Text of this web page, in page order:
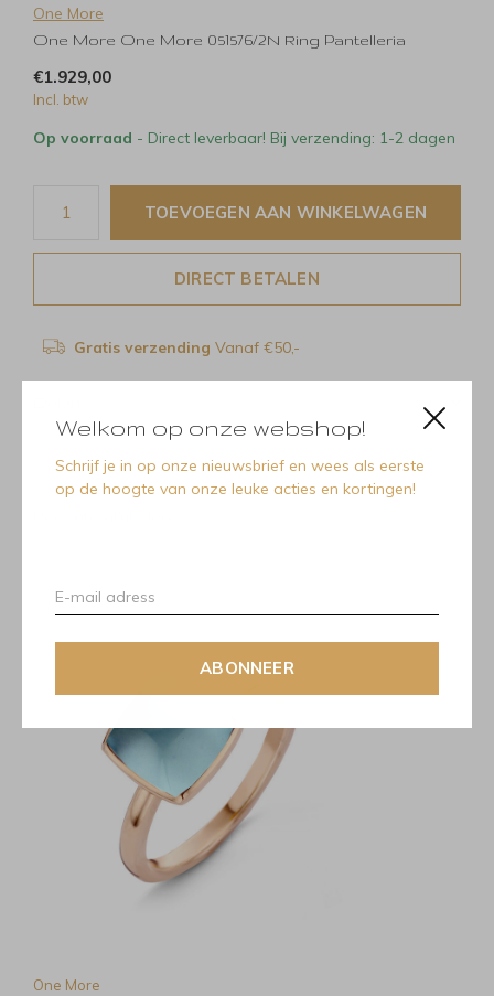
Welkom op onze webshop!
Schrijf je in op onze nieuwsbrief en wees als eerste
op de hoogte van onze leuke acties en kortingen!
ABONNEER
One More
One More One More 051576/2N Ring Pantelleria
€1.929,00
Incl. btw
Op voorraad - Direct leverbaar! Bij verzending: 1-2 dagen
TOEVOEGEN AAN WINKELWAGEN
DIRECT BETALEN
Gratis verzending Vanaf €50,-
One More